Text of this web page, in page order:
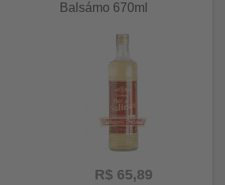
Balsámo 670ml
R$ 65,89